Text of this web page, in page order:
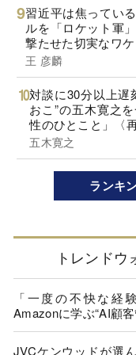
習近平は焦ってい
ルを「ロケット軍
撃たせた切実なワケ
王 彦麟
対談に30分以上遅
おこ”の五木寛之
性のひとこと」〈
五木寛之
ランキ
トレンドウ
「一度の不快な経
Amazonに学ぶ“AI顧
JVCケンウッドが選